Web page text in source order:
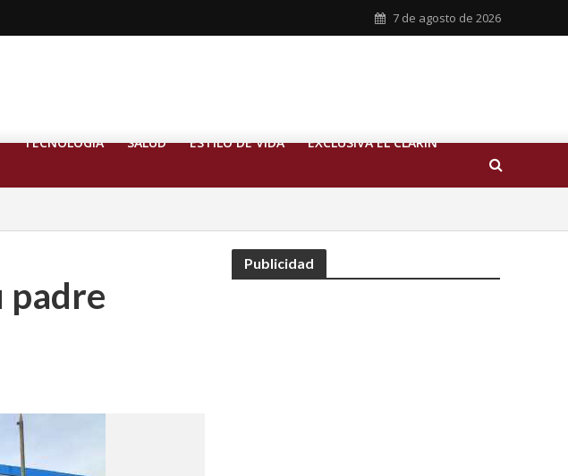
7 de agosto de 2026
TECNOLOGÍA SALUD ESTILO DE VIDA EXCLUSIVA EL CLARIN
padre
Publicidad